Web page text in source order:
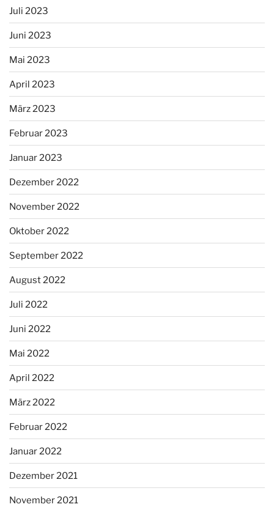
Juli 2023
Juni 2023
Mai 2023
April 2023
März 2023
Februar 2023
Januar 2023
Dezember 2022
November 2022
Oktober 2022
September 2022
August 2022
Juli 2022
Juni 2022
Mai 2022
April 2022
März 2022
Februar 2022
Januar 2022
Dezember 2021
November 2021